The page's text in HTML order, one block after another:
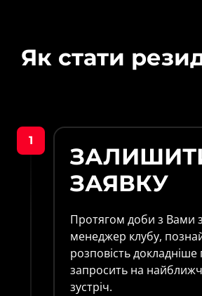
Як стати
1
ЗАЯВКУ
Протягом доби з Вами
менеджер клубу,
розповість докладніше
запросить на
зустріч.